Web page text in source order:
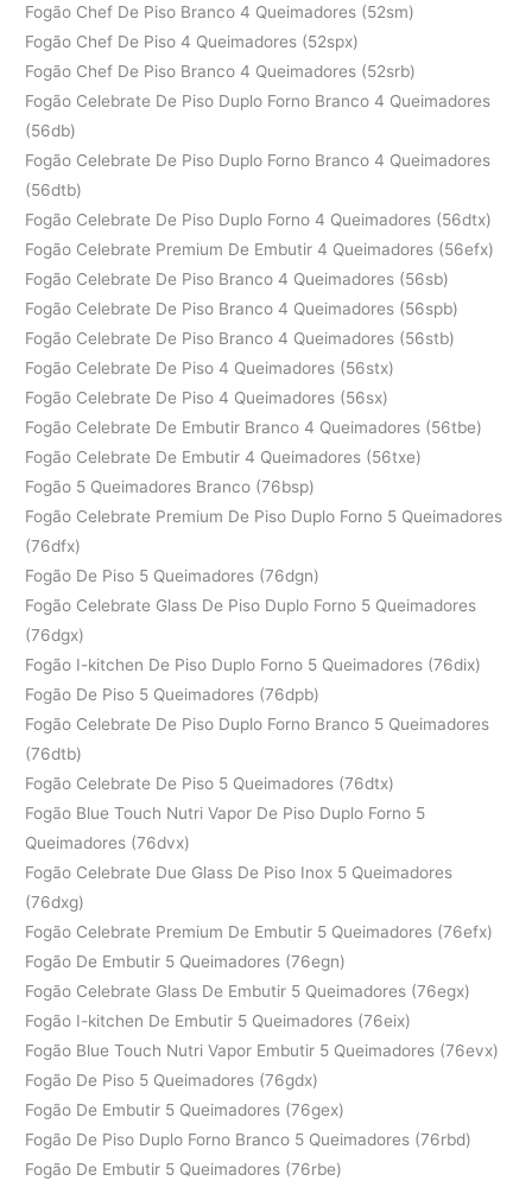
Fogão Chef De Piso Branco 4 Queimadores (52sm)
Fogão Chef De Piso 4 Queimadores (52spx)
Fogão Chef De Piso Branco 4 Queimadores (52srb)
Fogão Celebrate De Piso Duplo Forno Branco 4 Queimadores
(56db)
Fogão Celebrate De Piso Duplo Forno Branco 4 Queimadores
(56dtb)
Fogão Celebrate De Piso Duplo Forno 4 Queimadores (56dtx)
Fogão Celebrate Premium De Embutir 4 Queimadores (56efx)
Fogão Celebrate De Piso Branco 4 Queimadores (56sb)
Fogão Celebrate De Piso Branco 4 Queimadores (56spb)
Fogão Celebrate De Piso Branco 4 Queimadores (56stb)
Fogão Celebrate De Piso 4 Queimadores (56stx)
Fogão Celebrate De Piso 4 Queimadores (56sx)
Fogão Celebrate De Embutir Branco 4 Queimadores (56tbe)
Fogão Celebrate De Embutir 4 Queimadores (56txe)
Fogão 5 Queimadores Branco (76bsp)
Fogão Celebrate Premium De Piso Duplo Forno 5 Queimadores
(76dfx)
Fogão De Piso 5 Queimadores (76dgn)
Fogão Celebrate Glass De Piso Duplo Forno 5 Queimadores
(76dgx)
Fogão I-kitchen De Piso Duplo Forno 5 Queimadores (76dix)
Fogão De Piso 5 Queimadores (76dpb)
Fogão Celebrate De Piso Duplo Forno Branco 5 Queimadores
(76dtb)
Fogão Celebrate De Piso 5 Queimadores (76dtx)
Fogão Blue Touch Nutri Vapor De Piso Duplo Forno 5
Queimadores (76dvx)
Fogão Celebrate Due Glass De Piso Inox 5 Queimadores
(76dxg)
Fogão Celebrate Premium De Embutir 5 Queimadores (76efx)
Fogão De Embutir 5 Queimadores (76egn)
Fogão Celebrate Glass De Embutir 5 Queimadores (76egx)
Fogão I-kitchen De Embutir 5 Queimadores (76eix)
Fogão Blue Touch Nutri Vapor Embutir 5 Queimadores (76evx)
Fogão De Piso 5 Queimadores (76gdx)
Fogão De Embutir 5 Queimadores (76gex)
Fogão De Piso Duplo Forno Branco 5 Queimadores (76rbd)
Fogão De Embutir 5 Queimadores (76rbe)